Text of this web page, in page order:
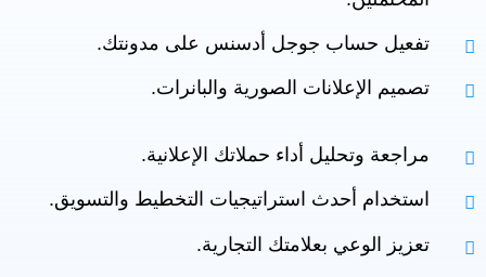
تفعيل حساب جوجل أدسنس على مدونتك.
تصميم الإعلانات الصورية والبانرات.
مراجعة وتحليل أداء حملاتك الإعلانية.
استخدام أحدث استراتيجيات التخطيط والتسويق.
تعزيز الوعي بعلامتك التجارية.